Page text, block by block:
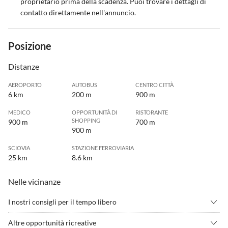
contatto direttamente nell'annuncio.
Posizione
Distanze
AEROPORTO
6 km
AUTOBUS
200 m
CENTRO CITTÀ
900 m
MEDICO
900 m
OPPORTUNITÀ DI
SHOPPING
900 m
RISTORANTE
700 m
SCIOVIA
25 km
STAZIONE FERROVIARIA
8.6 km
Nelle vicinanze
I nostri consigli per il tempo libero
Altre opportunità ricreative